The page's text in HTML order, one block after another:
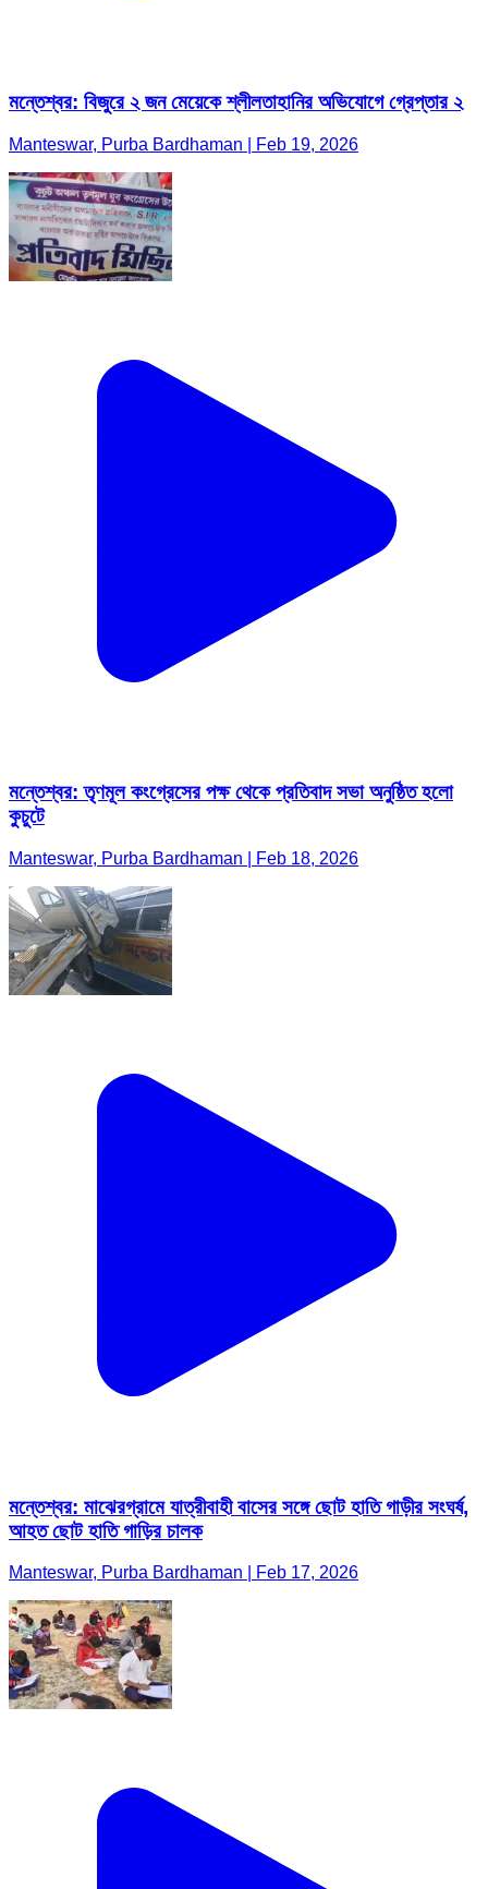
মন্তেশ্বর: বিজুরে ২ জন মেয়েকে শ্লীলতাহানির অভিযোগে গ্রেপ্তার ২
Manteswar, Purba Bardhaman | Feb 19, 2026
মন্তেশ্বর: তৃণমূল কংগ্রেসের পক্ষ থেকে প্রতিবাদ সভা অনুষ্ঠিত হলো
কুচুটে
Manteswar, Purba Bardhaman | Feb 18, 2026
মন্তেশ্বর: মাঝেরগ্রামে যাত্রীবাহী বাসের সঙ্গে ছোট হাতি গাড়ীর সংঘর্ষ,
আহত ছোট হাতি গাড়ির চালক
Manteswar, Purba Bardhaman | Feb 17, 2026